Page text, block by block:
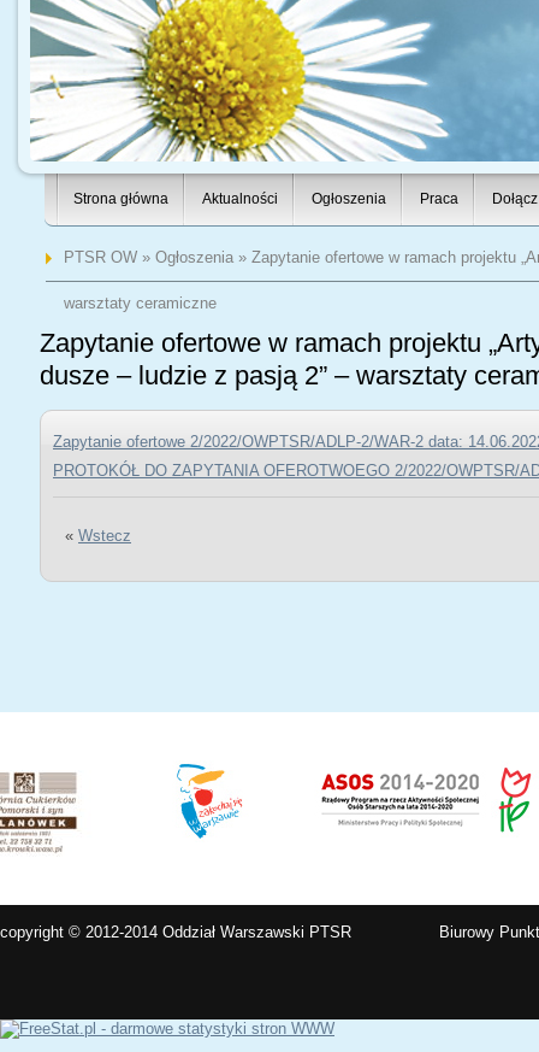
Strona główna Aktualności Ogłoszenia Praca
PTSR OW» Ogłoszenia» Zapytanie ofertowe w ramach projektu
warsztaty ceramiczne
Zapytanie ofertowe w ramach projektu
dusze – ludzie z pasją 2” – warsztaty
Zapytanie ofertowe 2/2022/OWPTSR/ADLP-2/WAR-2 data:
PROTOKÓŁ DO ZAPYTANIA OFEROTWOEGO 2/2022/OWPTSR/
« Wstecz
copyright © 2012-2014 Oddział Warszawski PTSR Biurowy